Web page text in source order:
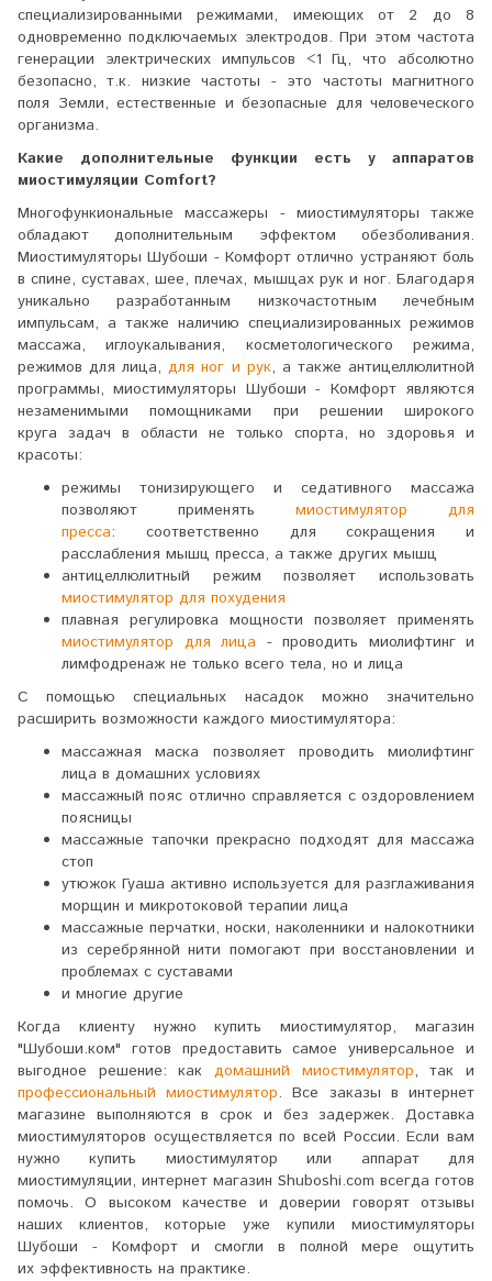
специализированными режимами, имеющих от 2 до 8
одновременно подключаемых электродов. При этом частота
генерации электрических импульсов <1 Гц, что абсолютно
безопасно, т.к. низкие частоты - это частоты магнитного
поля Земли, естественные и безопасные для человеческого
организма.
Какие дополнительные функции есть у аппаратов
миостимуляции Comfort?
Многофункиональные массажеры - миостимуляторы также
обладают дополнительным эффектом обезболивания.
Миостимуляторы Шубоши - Комфорт отлично устраняют боль
в спине, суставах, шее, плечах, мышцах рук и ног. Благодаря
уникально разработанным низкочастотным лечебным
импульсам, а также наличию специализированных режимов
массажа, иглоукалывания, косметологического режима,
режимов для лица,для ног и рук, а также антицеллюлитной
программы, миостимуляторы Шубоши - Комфорт являются
незаменимыми помощниками при решении широкого
круга задач в области не только спорта, но здоровья и
красоты:
режимы тонизирующего и седативного массажа
позволяют применять миостимулятор для
пресса: соответственно для сокращения и
расслабления мышц пресса, а также других мышц
антицеллюлитный режим позволяет использовать
миостимулятор для похудения
плавная регулировка мощности позволяет применять
миостимулятор для лица - проводить миолифтинг и
лимфодренаж не только всего тела, но и лица
С помощью специальных насадок можно значительно
расширить возможности каждого миостимулятора:
массажная маска позволяет проводить миолифтинг
лица в домашних условиях
массажный пояс отлично справляется с оздоровлением
поясницы
массажные тапочки прекрасно подходят для массажа
стоп
утюжок Гуаша активно используется для разглаживания
морщин и микротоковой терапии лица
массажные перчатки, носки, наколенники и налокотники
из серебрянной нити помогают при восстановлении и
проблемах с суставами
и многие другие
Когда клиенту нужно купить миостимулятор, магазин
"Шубоши.ком" готов предоставить самое универсальное и
выгодное решение: как домашний миостимулятор, так и
профессиональный миостимулятор. Все заказы в интернет
магазине выполняются в срок и без задержек. Доставка
миостимуляторов осуществляется по всей России.Если вам
нужно купить миостимулятор или аппарат для
миостимуляции, интернет магазин Shuboshi.com всегда готов
помочь. О высоком качестве и доверии говорят отзывы
наших клиентов, которые уже купили миостимуляторы
Шубоши - Комфорт и смогли в полной мере ощутить
их эффективность на практике.